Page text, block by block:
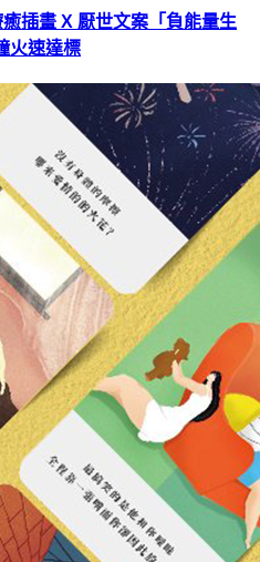
插畫 X 厭世文案「負能量生
火速達標